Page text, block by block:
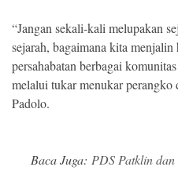
“Jangan sekali-kali melupakan
sejarah, bagaimana kita
persahabatan berbagai
melalui tukar menukar
Padolo.
Baca Juga: PDS Patklin